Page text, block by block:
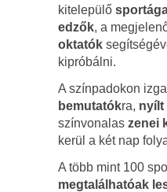
kitelepülő
edzők, a
oktatók
kipróbálni.
A színpadokon
bemutatókra, nyílt
színvonalas zenei
kerül a két nap
A több mint 100
megtalálhatóak